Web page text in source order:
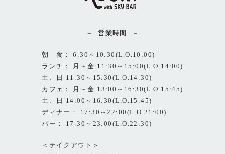
営業時間
朝 食： 6:30～10:30(L.O.10:00)
ランチ： 月～金 11:30～15:00(L.O.14:00)
土、日 11:30～15:30(L.O.14:30)
カフェ： 月～金 13:00～16:30(L.O.15:45)
土、日 14:00～16:30(L.O.15:45)
ディナー： 17:30～22:00(L.O.21:00)
バー： 17:30～23:00(L.O.22:30)
＜テイクアウト＞